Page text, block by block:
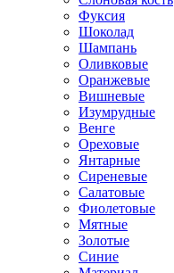
Фуксия
Шоколад
Шампань
Оливковые
Оранжевые
Вишневые
Изумрудные
Венге
Ореховые
Янтарные
Сиреневые
Салатовые
Фиолетовые
Мятные
Золотые
Синие